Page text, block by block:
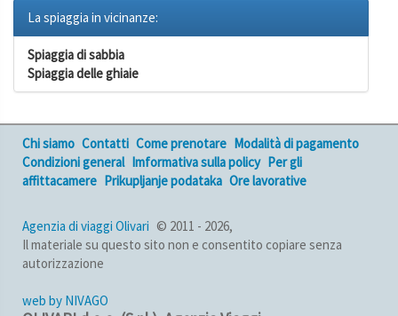
La spiaggia in vicinanze:
Spiaggia di sabbia
Spiaggia delle ghiaie
Chi siamo Contatti Come prenotare Modalità di pagamento
Condizioni general Imformativa sulla policy Per gli
affittacamere Prikupljanje podataka Ore lavorative
Agenzia di viaggi Olivari © 2011 - 2026,
Il materiale su questo sito non e consentito copiare senza
autorizzazione
web by NIVAGO